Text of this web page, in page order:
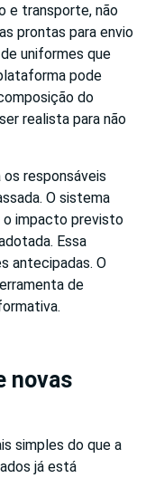
e transporte, não
prontas para envio
uniformes que
pode
do
realista para não
responsáveis
O sistema
o impacto previsto
Essa
antecipadas. O
de
novas
simples do que a
já está